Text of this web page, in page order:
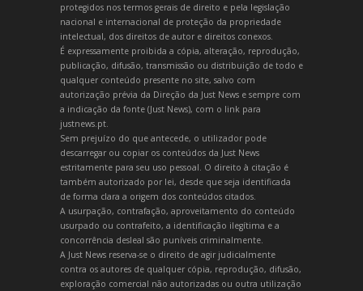
protegidos nos termos gerais de direito e pela legislação
nacional e internacional de proteção da propriedade
intelectual, dos direitos de autor e direitos conexos.
É expressamente proibida a cópia, alteração, reprodução,
publicação, difusão, transmissão ou distribuição de todo e
qualquer conteúdo presente no site, salvo com
autorização prévia da Direção da Just News e sempre com
a indicação da fonte (Just News), com o link para
justnews.pt.
Sem prejuízo do que antecede, o utilizador pode
descarregar ou copiar os conteúdos da Just News
estritamente para seu uso pessoal. O direito à citação é
também autorizado por lei, desde que seja identificada
de forma clara a origem dos conteúdos citados.
A usurpação, contrafação, aproveitamento do conteúdo
usurpado ou contrafeito, a identificação ilegítima e a
concorrência desleal são puníveis criminalmente.
A Just News reserva-se o direito de agir judicialmente
contra os autores de qualquer cópia, reprodução, difusão,
exploração comercial não autorizadas ou outra utilização